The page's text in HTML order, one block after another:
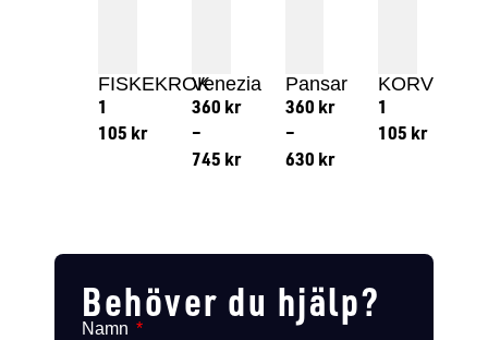
FISKEKROK
1
105 kr
Venezia
360 kr
–
745 kr
Pansar
360 kr
–
630 kr
KORV
1
105 kr
Behöver du hjälp?
Namn